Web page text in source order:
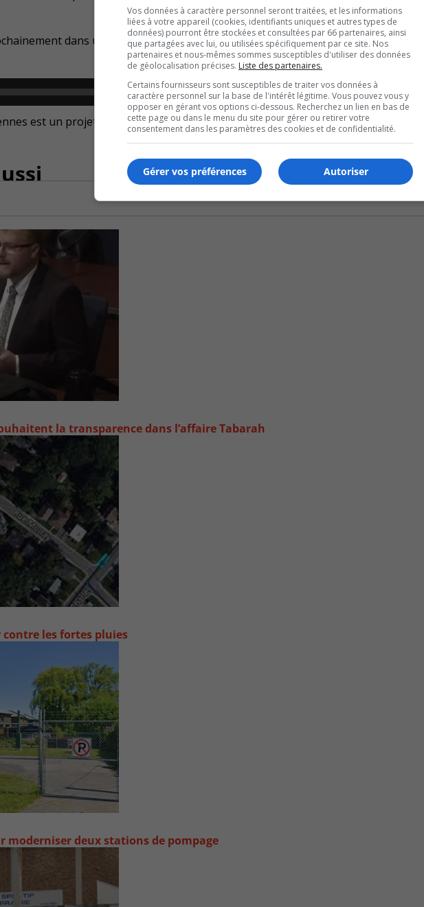
dans une proposition au Plan triennal d’immobilisation (PTI) ajoute la
00:00
est un projet d’environ 6 M$.
la transparence dans l’affaire Tabarah
s’armer contre les fortes pluies
moderniser deux stations de pompage
Vos données à caractère personnel seront traitées, et les informations
liées à votre appareil (cookies, identifiants uniques et autres types de
données) pourront être stockées et consultées par 66 partenaires, ainsi
que partagées avec lui, ou utilisées spécifiquement par ce site. Nos
partenaires et nous-mêmes sommes susceptibles d'utiliser des données
de géolocalisation précises. Liste des partenaires.
Certains fournisseurs sont susceptibles de traiter vos données à
caractère personnel sur la base de l'intérêt légitime. Vous pouvez vous y
opposer en gérant vos options ci-dessous. Recherchez un lien en bas de
cette page ou dans le menu du site pour gérer ou retirer votre
consentement dans les paramètres des cookies et de confidentialité.
Autoriser
Gérer vos préférences